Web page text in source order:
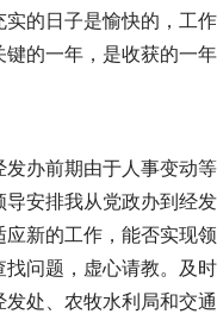
的日子是愉快的，工
的一年，是收获的一
办前期由于人事变动
安排我从党政办到经
新的工作，能否实现
问题，虚心请教。及
处、农牧水利局和交